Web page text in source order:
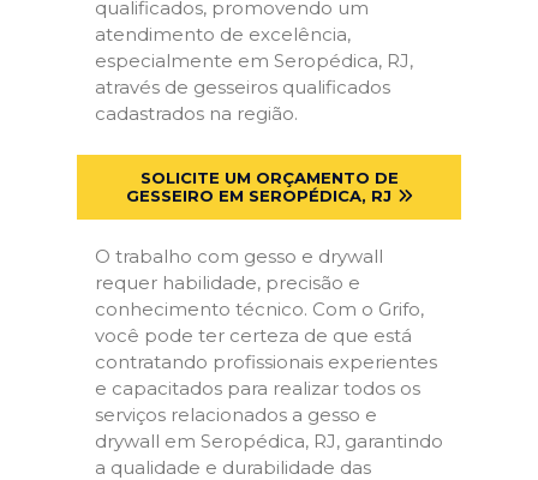
qualificados, promovendo um
atendimento de excelência,
especialmente em Seropédica, RJ,
através de gesseiros qualificados
cadastrados na região.
SOLICITE UM ORÇAMENTO DE
GESSEIRO EM SEROPÉDICA, RJ
O trabalho com gesso e drywall
requer habilidade, precisão e
conhecimento técnico. Com o Grifo,
você pode ter certeza de que está
contratando profissionais experientes
e capacitados para realizar todos os
serviços relacionados a gesso e
drywall em Seropédica, RJ, garantindo
a qualidade e durabilidade das